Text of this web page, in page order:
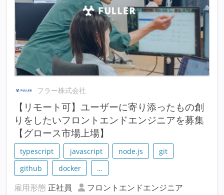
フラー株式会社
【リモート可】ユーザーに寄り添ったもの創
りをしたいフロントエンドエンジニアを募集
【グロース市場上場】
typescript javascript node.js
git
github
docker …
雇用形態 正社員
フロントエンドエンジニア